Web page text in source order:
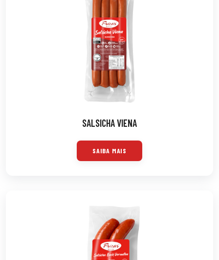
SALSICHA VIENA
SAIBA MAIS